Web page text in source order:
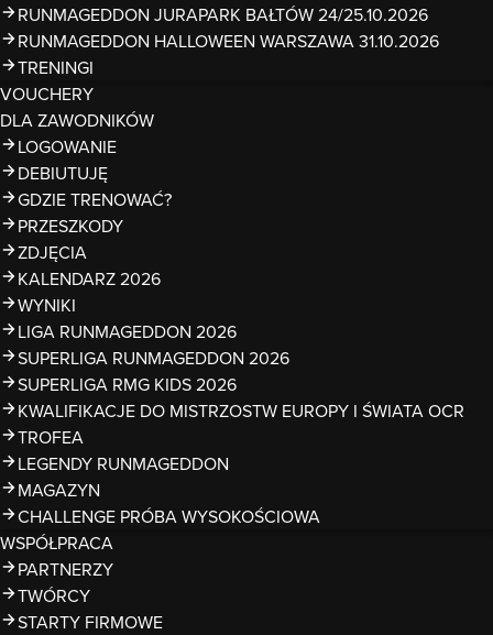
RUNMAGEDDON JURAPARK BAŁTÓW 24/25.10.2026
RUNMAGEDDON HALLOWEEN WARSZAWA 31.10.2026
TRENINGI
VOUCHERY
DLA ZAWODNIKÓW
LOGOWANIE
DEBIUTUJĘ
GDZIE TRENOWAĆ?
PRZESZKODY
ZDJĘCIA
KALENDARZ 2026
WYNIKI
LIGA RUNMAGEDDON 2026
SUPERLIGA RUNMAGEDDON 2026
SUPERLIGA RMG KIDS 2026
KWALIFIKACJE DO MISTRZOSTW EUROPY I ŚWIATA OCR
TROFEA
LEGENDY RUNMAGEDDON
MAGAZYN
CHALLENGE PRÓBA WYSOKOŚCIOWA
WSPÓŁPRACA
PARTNERZY
TWÓRCY
STARTY FIRMOWE